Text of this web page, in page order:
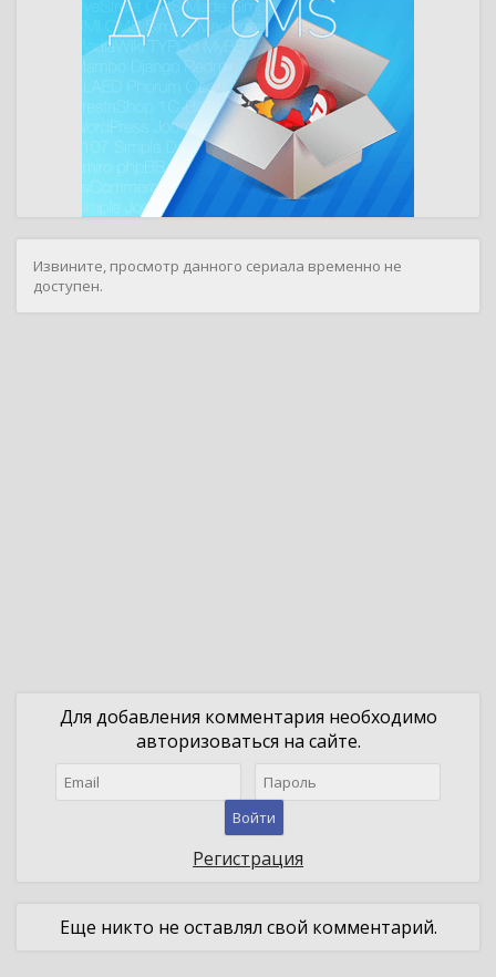
Извините, просмотр данного сериала временно не
доступен.
Для добавления комментария необходимо
авторизоваться на сайте.
Войти
Регистрация
Еще никто не оставлял свой комментарий.